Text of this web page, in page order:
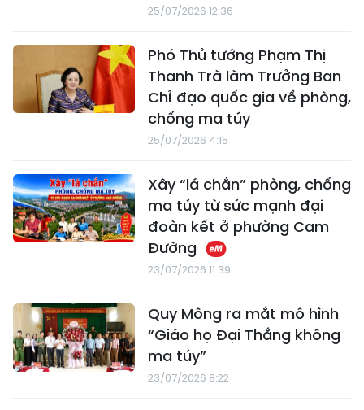
25/07/2026 12:36
Phó Thủ tướng Phạm Thị
Thanh Trà làm Trưởng Ban
Chỉ đạo quốc gia về phòng,
chống ma túy
25/07/2026 4:15
Xây “lá chắn” phòng, chống
ma túy từ sức mạnh đại
đoàn kết ở phường Cam
Đường
23/07/2026 11:39
Quy Mông ra mắt mô hình
“Giáo họ Đại Thắng không
ma túy”
23/07/2026 8:22